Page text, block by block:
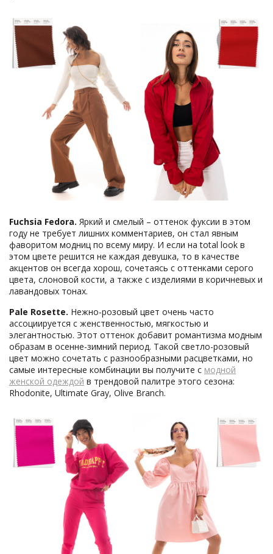
Fuchsia Fedora. Яркий и смелый – оттенок фуксии в этом
году не требует лишних комментариев, он стал явным
фаворитом модниц по всему миру. И если на total look в
этом цвете решится не каждая девушка, то в качестве
акцентов он всегда хорош, сочетаясь с оттенками серого
цвета, слоновой кости, а также с изделиями в коричневых и
лавандовых тонах.
Pale Rosette. Нежно-розовый цвет очень часто
ассоциируется с женственностью, мягкостью и
элегантностью. Этот оттенок добавит романтизма модным
образам в осенне-зимний период. Такой светло-розовый
цвет можно сочетать с разнообразными расцветками, но
самые интересные комбинации вы получите с модной
женской одеждой в трендовой палитре этого сезона:
Rhodonite, Ultimate Gray, Olive Branch.